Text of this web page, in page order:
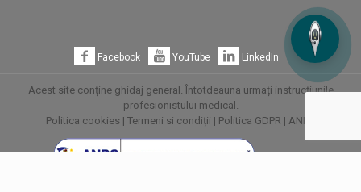
Facebook YouTube LinkedIn
Acest site conține ghidaj general. Întotdeauna urmați instrucțiunile
profesionistului medical.
Politica cookies | Termeni si condiții | Politica GDPR | ANPC